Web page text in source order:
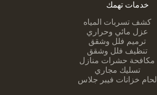
خدمات تهمك
كشف تسربات ا لمياه
عزل مائي وحراري
ترميم فلل وشقق
تنظيف فلل وشقق
مكافحة حشرات منازل
تسليك مجاري
لحام خزانات فيبر جلاس